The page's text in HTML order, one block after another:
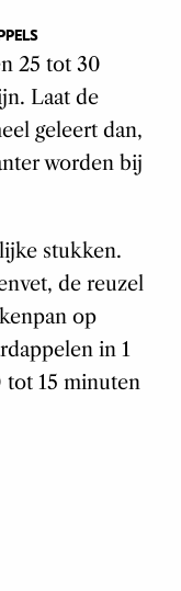
25 tot 30
Laat de
geleert dan,
worden bij
stukken.
de reuzel
op
in 1
tot 15 minuten